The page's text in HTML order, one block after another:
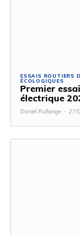
ESSAIS ROUTIERS
ÉCOLOGIQUES
Premier
électrique
Daniel Rufiange - 27/